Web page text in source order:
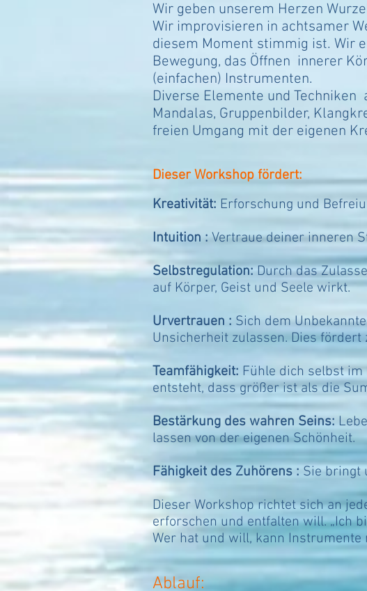
Wir geben unserem Herzen
Wir improvisieren in achtsamer
diesem Moment stimmig ist. Wir
Bewegung, das Öffnen innerer
(einfachen) Instrumenten.
Diverse Elemente und
Mandalas, Gruppenbilder,
freien Umgang mit der eigenen
Dieser Workshop fördert:
Kreativität: Erforschung und
Intuition :Vertraue deiner inneren
Selbstregulation: Durch das
auf Körper, Geist und Seele wirkt.
Urvertrauen : Sich dem
Unsicherheit zulassen. Dies
Teamfähigkeit: Fühle dich selbst
entsteht, dass größer ist als die
Bestärkung des wahren Seins:
lassen von der eigenen Schönheit.
Fähigkeit des Zuhörens : Sie bringt
Dieser Workshop richtet sich an
erforschen und entfalten will. „Ich
Wer hat und will, kann Instrumente
Ablauf: